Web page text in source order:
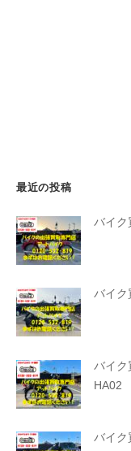
最近の投稿
バイ
バイ
バイ
HA02
バイ